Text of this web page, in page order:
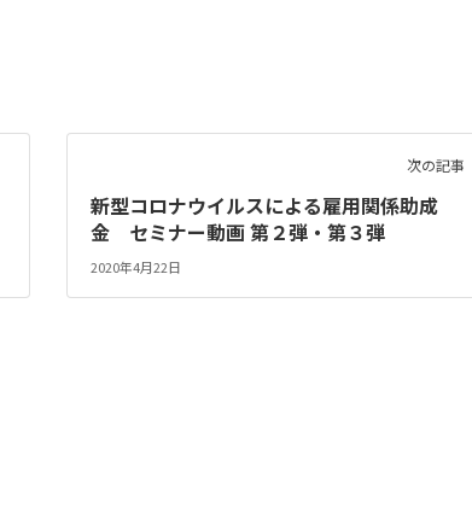
次の記事
新型コロナウイルスによる雇用関係助成
金 セミナー動画 第２弾・第３弾
2020年4月22日